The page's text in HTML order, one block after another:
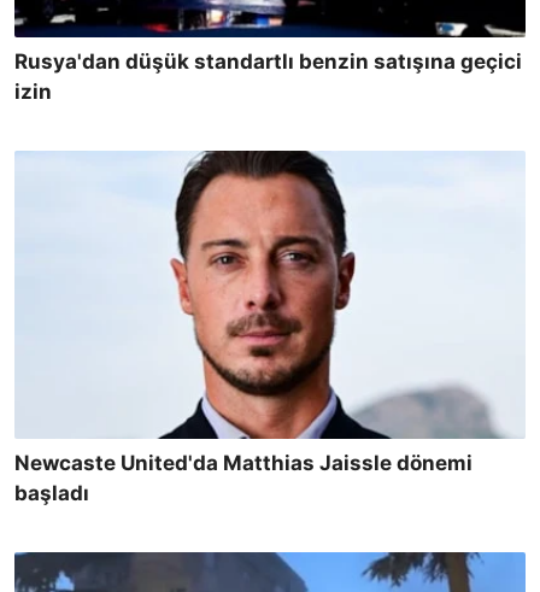
Rusya'dan düşük standartlı benzin satışına geçici
izin
Newcaste United'da Matthias Jaissle dönemi
başladı